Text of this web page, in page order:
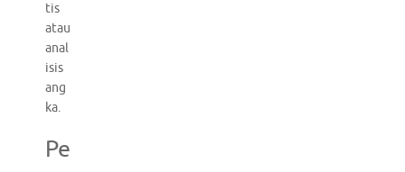
tis
atau
anal
isis
ang
ka.
Pe